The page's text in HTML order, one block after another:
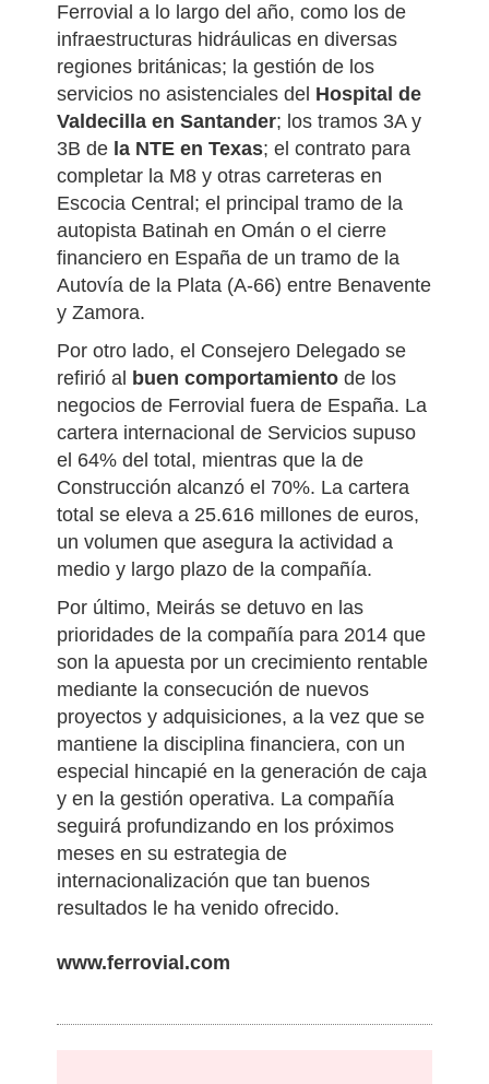
Ferrovial a lo largo del año, como los de
infraestructuras hidráulicas en diversas
regiones británicas; la gestión de los
servicios no asistenciales del Hospital de
Valdecilla en Santander; los tramos 3A y
3B de la NTE en Texas; el contrato para
completar la M8 y otras carreteras en
Escocia Central; el principal tramo de la
autopista Batinah en Omán o el cierre
financiero en España de un tramo de la
Autovía de la Plata (A-66) entre Benavente
y Zamora.
Por otro lado, el Consejero Delegado se
refirió al buen comportamiento de los
negocios de Ferrovial fuera de España. La
cartera internacional de Servicios supuso
el 64% del total, mientras que la de
Construcción alcanzó el 70%. La cartera
total se eleva a 25.616 millones de euros,
un volumen que asegura la actividad a
medio y largo plazo de la compañía.
Por último, Meirás se detuvo en las
prioridades de la compañía para 2014 que
son la apuesta por un crecimiento rentable
mediante la consecución de nuevos
proyectos y adquisiciones, a la vez que se
mantiene la disciplina financiera, con un
especial hincapié en la generación de caja
y en la gestión operativa. La compañía
seguirá profundizando en los próximos
meses en su estrategia de
internacionalización que tan buenos
resultados le ha venido ofrecido.
www.ferrovial.com